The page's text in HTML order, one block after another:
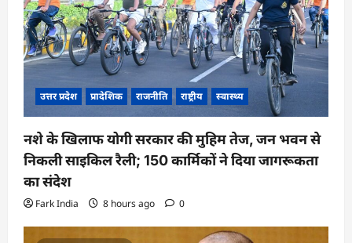
उत्तर प्रदेश प्रादेशिक राजनीति राष्ट्रीय स्वास्थ्य
नशे के खिलाफ योगी सरकार की मुहिम तेज, जन भवन से
निकली साइकिल रैली; 150 कार्मिकों ने दिया जागरूकता
का संदेश
Fark India 8 hours ago 0